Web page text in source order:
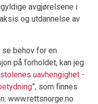
avgjørelsene i
og utdannelse av
behov for en
på forholdet, kan jeg
uavhengighet -
”, som finnes
www.rettsnorge.no